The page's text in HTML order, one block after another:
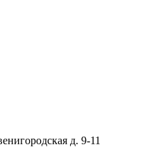
д. 9-11